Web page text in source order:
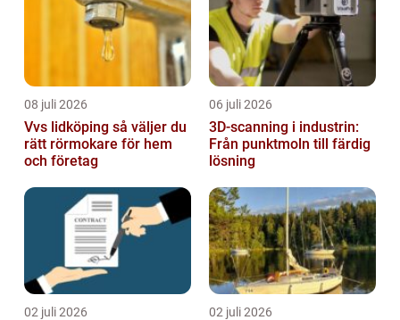
08 juli 2026
Vvs lidköping så väljer du
rätt rörmokare för hem
och företag
06 juli 2026
3D-scanning i industrin:
Från punktmoln till färdig
lösning
02 juli 2026 02 juli 2026